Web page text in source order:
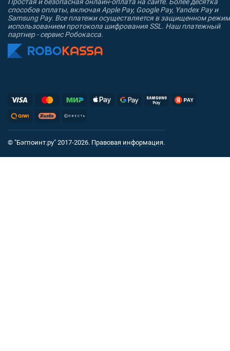
способов оплаты, включая Apple Pay, Google Pay, Yandex Pay и
Samsung Pay. Все платежи осуществляется в защищенном
использованием протокола шифрования SSL. Наш платежный
партнер - сервис Робокасса.
© "Бэгпоинт.ру" 2017-2026. Правовая информация.